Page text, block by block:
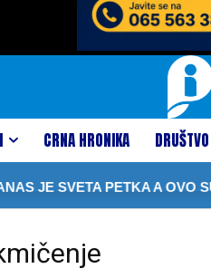
CRNA HRONIKA DRUŠTVO
JE SVETA PETKA A OVO